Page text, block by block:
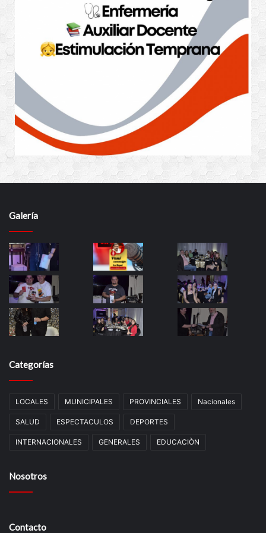
Galería
Categorías
LOCALES MUNICIPALES PROVINCIALES Nacionales
SALUD ESPECTACULOS DEPORTES
INTERNACIONALES GENERALES EDUCACIÒN
Nosotros
Contacto